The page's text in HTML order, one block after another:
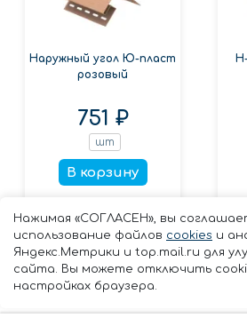
Наружный угол Ю-пласт
розовый
751 ₽
шт
В корзину
Нажимая «СОГЛАСЕН», вы
использование файлов cookies и
Яндекс.Метрики и top.mail.ru для
сайта. Вы можете отключить
настройках браузера.